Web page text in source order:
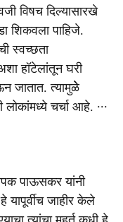
विषच दिल्यासारखे
शिकवला पाहिजे.
स्वच्छता
हॉटेलांतून घरी
जातात. त्यामुळेे
चर्चा आहे. ∙∙∙
पाऊसकर यांनी
यापूर्वीच जाहीर केले